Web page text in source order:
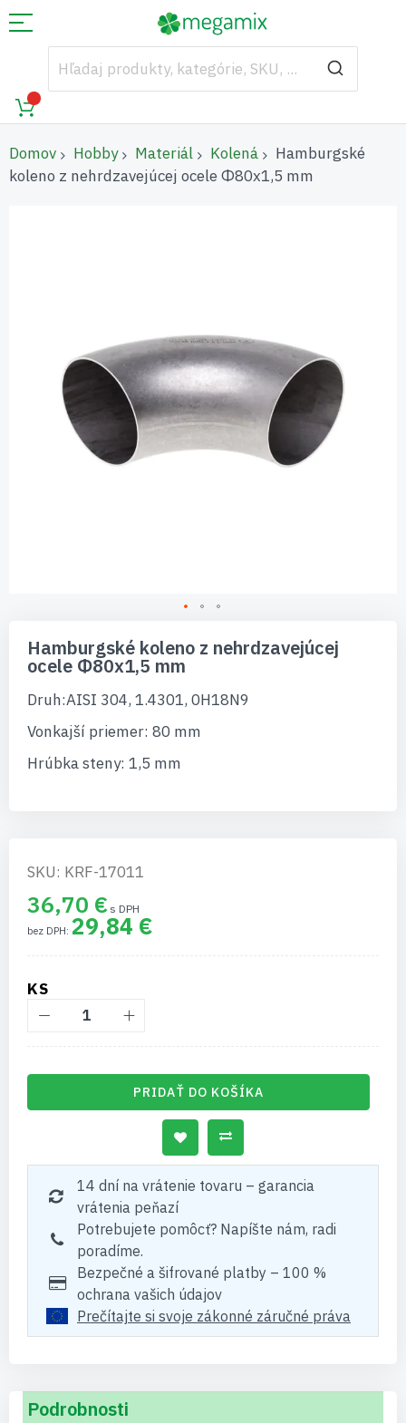
Domov Hobby Materiál Kolená
Hamburgské
koleno z nehrdzavejúcej ocele Φ80x1,5 mm
začiatok
galérie
Hamburgské koleno z nehrdzavejúcej
ocele Φ80x1,5 mm
Druh:AISI 304, 1.4301, 0H18N9
Vonkajší priemer: 80 mm
Hrúbka steny: 1,5 mm
SKU: KRF-17011
36,70 €
29,84 €
KS
PRIDAŤ DO KOŠÍKA
14 dní na vrátenie tovaru – garancia
vrátenia peňazí
Potrebujete pomôcť? Napíšte nám, radi
poradíme.
Bezpečné a šifrované platby – 100 %
ochrana vašich údajov
Prečítajte si svoje zákonné záručné práva
Podrobnosti